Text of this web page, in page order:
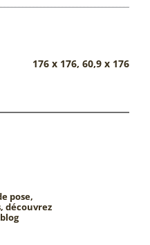
176 x 176, 60,9 x 176
pose,
découvrez